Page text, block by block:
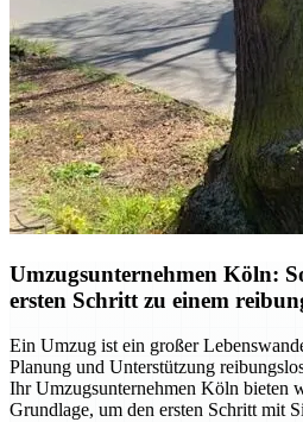
Umzugsunternehmen Köln:
ersten Schritt zu einem
Ein Umzug ist ein großer
Planung und Unterstützung
Ihr Umzugsunternehmen Köln bieten
Grundlage, um den ersten Schritt mit